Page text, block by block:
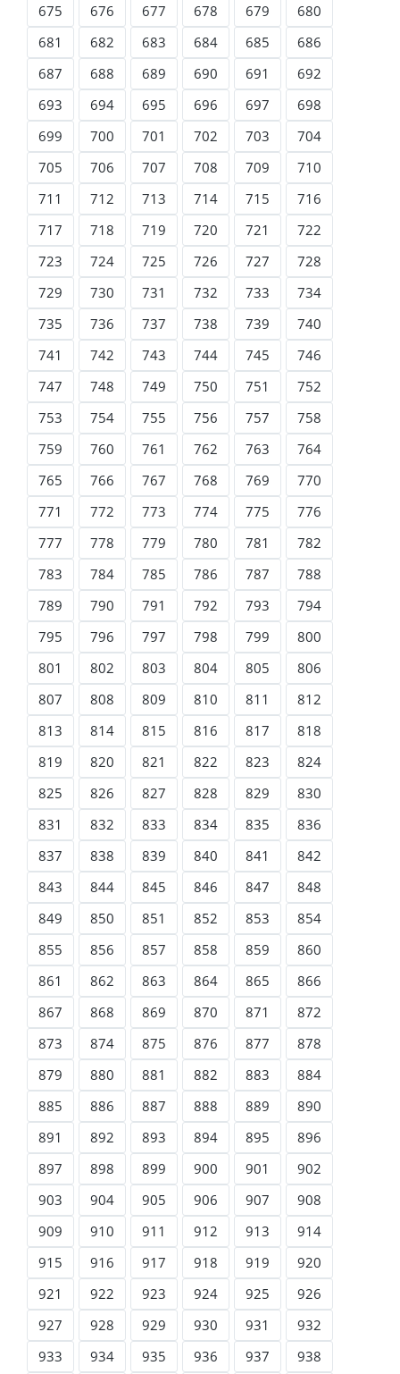
675
676 677 678 679
680
681
682 683 684 685
686
687
688 689 690 691
692
693
694 695 696 697
698
699
700 701 702 703
704
705
706 707 708 709
710
711
712 713 714 715
716
717
718 719 720 721
722
723
724 725 726 727
728
729
730 731 732 733
734
735
736 737 738 739
740
741
742 743 744 745
746
747
748 749 750 751
752
753
754 755 756 757
758
759
760 761 762 763
764
765
766 767 768 769
770
771
772 773 774 775
776
777
778 779 780 781
782
783
784 785 786 787
788
789
790 791 792 793
794
795
796 797 798 799
800
801
802 803 804 805
806
807
808 809 810 811
812
813
814 815 816 817
818
819
820 821 822 823
824
825
826 827 828 829
830
831
832 833 834 835
836
837
838 839 840 841
842
843
844 845 846 847
848
849
850 851 852 853
854
855
856 857 858 859
860
861
862 863 864 865
866
867
868 869 870 871
872
873
874 875 876 877
878
879
880 881 882 883
884
885
886 887 888 889
890
891
892 893 894 895
896
897
898 899 900 901
902
903
904 905 906 907
908
909
910 911 912 913
914
915
916 917 918 919
920
921
922 923 924 925
926
927
928 929 930 931
932
933
934 935 936 937
938